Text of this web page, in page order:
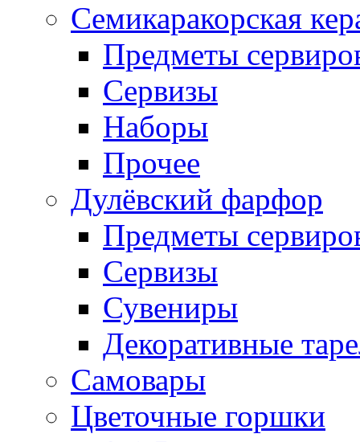
Семикаракорская
Предметы
Сервизы
Наборы
Прочее
Дулёвский фарфор
Предметы
Сервизы
Сувениры
Декоративные
Самовары
Цветочные горшки